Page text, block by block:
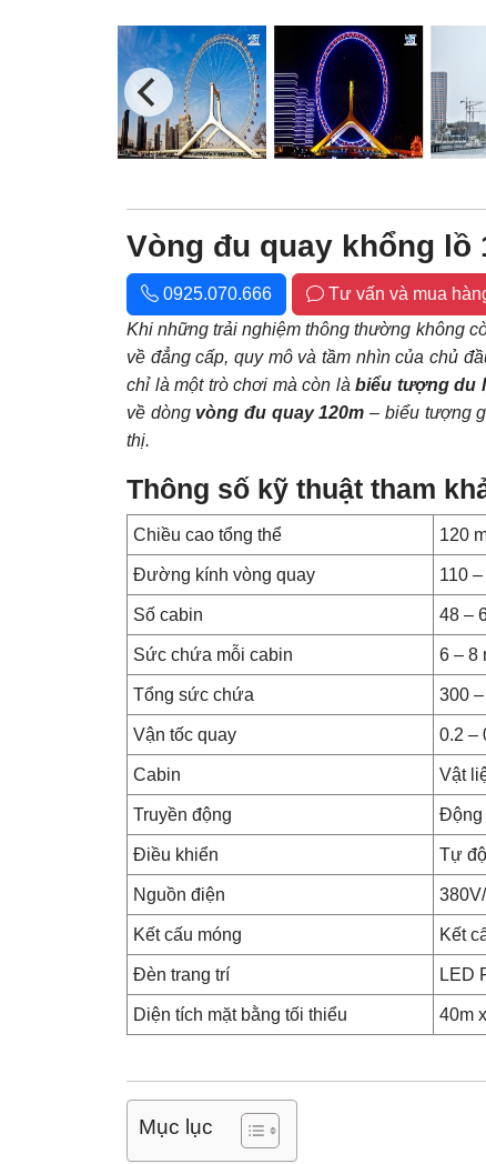
Vòng đu quay khổng lồ
0925.070.666
Tư vấn và mua
Khi những trải nghiệm thông thường không
về đẳng cấp, quy mô và tầm nhìn của chủ
chỉ là một trò chơi mà còn làbiểu tượng du
về dòng vòng đu quay 120m – biểu tượng
thị.
Thông số kỹ thuật tham
Chiều cao tổng thể 120
Đường kính vòng quay 110
Số cabin 48 –
Sức chứa mỗi cabin 6 – 8
Tổng sức chứa 300
Vận tốc quay 0.2 –
Cabin Vật
Truyền động Động
Điều khiển Tự
Nguồn điện
Kết cấu móng Kết
Đèn trang trí LED
Diện tích mặt bằng tối thiểu 40m
Mục lục